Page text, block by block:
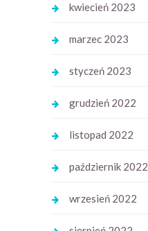
kwiecień 2023
marzec 2023
styczeń 2023
grudzień 2022
listopad 2022
październik 2022
wrzesień 2022